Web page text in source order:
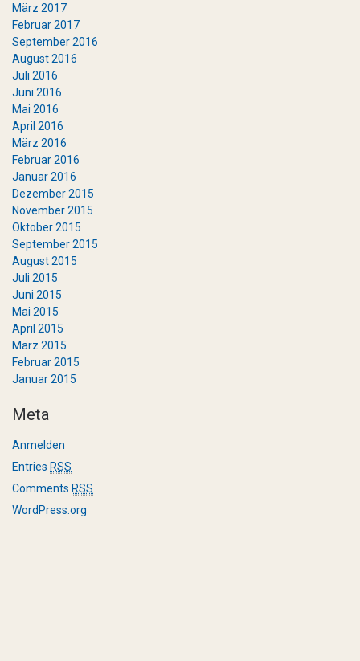
März 2017
Februar 2017
September 2016
August 2016
Juli 2016
Juni 2016
Mai 2016
April 2016
März 2016
Februar 2016
Januar 2016
Dezember 2015
November 2015
Oktober 2015
September 2015
August 2015
Juli 2015
Juni 2015
Mai 2015
April 2015
März 2015
Februar 2015
Januar 2015
Meta
Anmelden
Entries RSS
Comments RSS
WordPress.org